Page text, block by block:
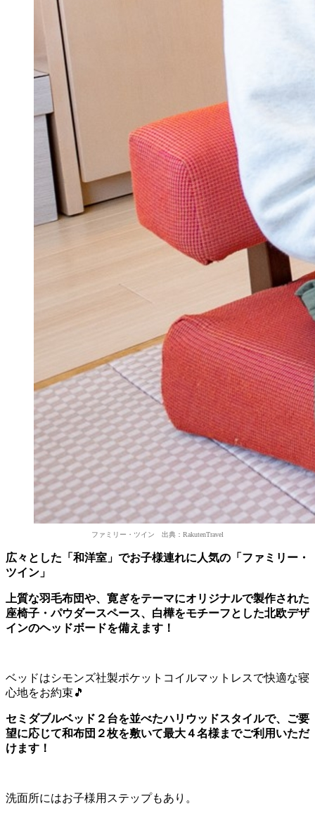
ファミリー・ツイン 出典：RakutenTravel
広々とした「和洋室」でお子様連れに人気の「ファミリー・
ツイン」
上質な羽毛布団や、寛ぎをテーマにオリジナルで製作された
座椅子・パウダースペース、白樺をモチーフとした北欧デザ
インのヘッドボードを備えます！
ベッドはシモンズ社製ポケットコイルマットレスで快適な寝
心地をお約束🎵
セミダブルベッド２台を並べたハリウッドスタイルで、ご要
望に応じて和布団２枚を敷いて最大４名様までご利用いただ
けます！
洗面所にはお子様用ステップもあり。